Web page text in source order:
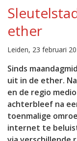
ether
Leiden, 23 februari
Sinds
uit in de ether.
en de regio
achterbleef na
toenmalige
internet te